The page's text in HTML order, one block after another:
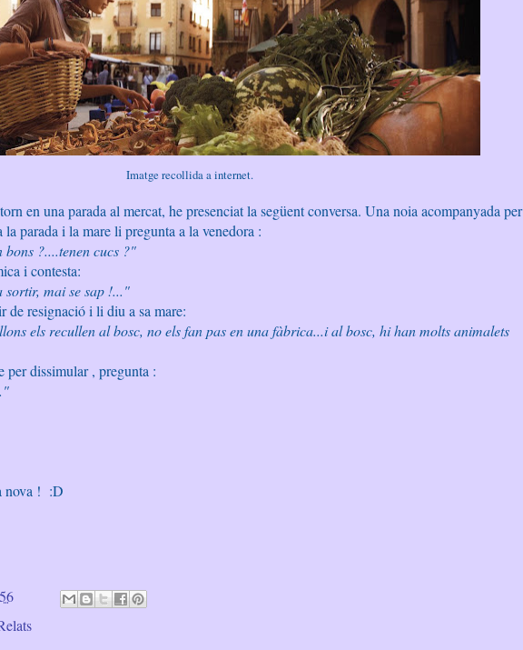
Imatge recollida a internet.
en una parada al mercat, he presenciat la següent conversa. Una noia acompanyada per
parada i la mare li pregunta a la venedora :
?....tenen cucs ?"
i contesta:
mai se sap !..."
de resignació i li diu a sa mare:
els recullen al bosc, no els fan pas en una fàbrica...i al bosc, hi han molts animalets
per dissimular , pregunta :
nova ! :D